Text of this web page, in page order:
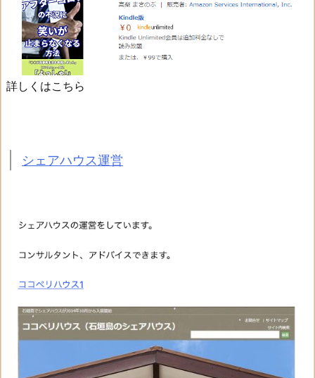
詳しくはこちら
シェアハウス運営